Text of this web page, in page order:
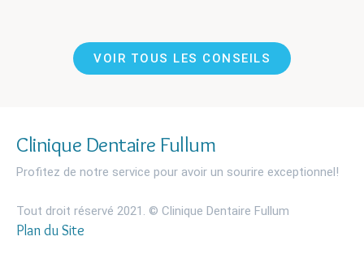
VOIR TOUS LES CONSEILS
Clinique Dentaire Fullum
Profitez de notre service pour avoir un sourire exceptionnel!
Tout droit réservé 2021. © Clinique Dentaire Fullum
Plan du Site